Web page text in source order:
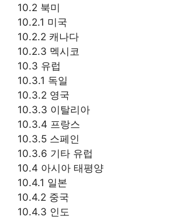
10.2 북미
10.2.1 미국
10.2.2 캐나다
10.2.3 멕시코
10.3 유럽
10.3.1 독일
10.3.2 영국
10.3.3 이탈리아
10.3.4 프랑스
10.3.5 스페인
10.3.6 기타 유럽
10.4 아시아 태평양
10.4.1 일본
10.4.2 중국
10.4.3 인도